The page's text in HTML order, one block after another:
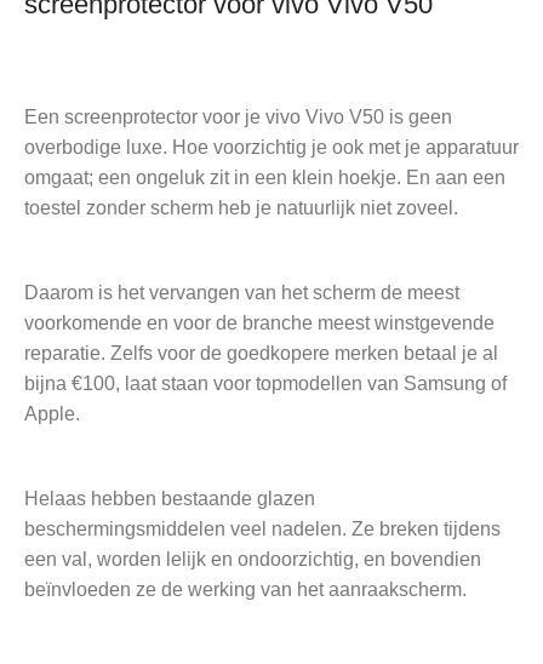
Een screenprotector voor je vivo Vivo V50 is geen
overbodige luxe. Hoe voorzichtig je ook met je apparatuur
omgaat; een ongeluk zit in een klein hoekje. En aan een
toestel zonder scherm heb je natuurlijk niet zoveel.
Daarom is het vervangen van het scherm de meest
voorkomende en voor de branche meest winstgevende
reparatie. Zelfs voor de goedkopere merken betaal je al
bijna €100, laat staan voor topmodellen van Samsung of
Apple.
Helaas hebben bestaande glazen
beschermingsmiddelen veel nadelen. Ze breken tijdens
een val, worden lelijk en ondoorzichtig, en bovendien
beïnvloeden ze de werking van het aanraakscherm.